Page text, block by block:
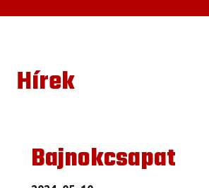
Hírek
Bajnokcsapat